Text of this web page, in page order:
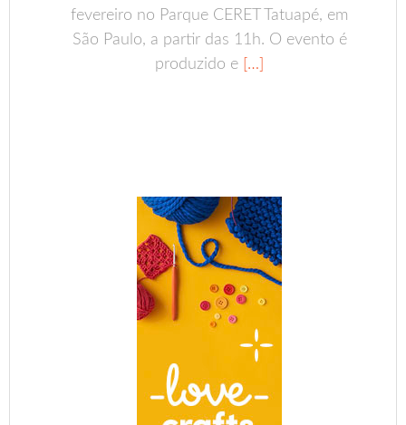
fevereiro no Parque CERET Tatuapé, em
São Paulo, a partir das 11h. O evento é
produzido e […]